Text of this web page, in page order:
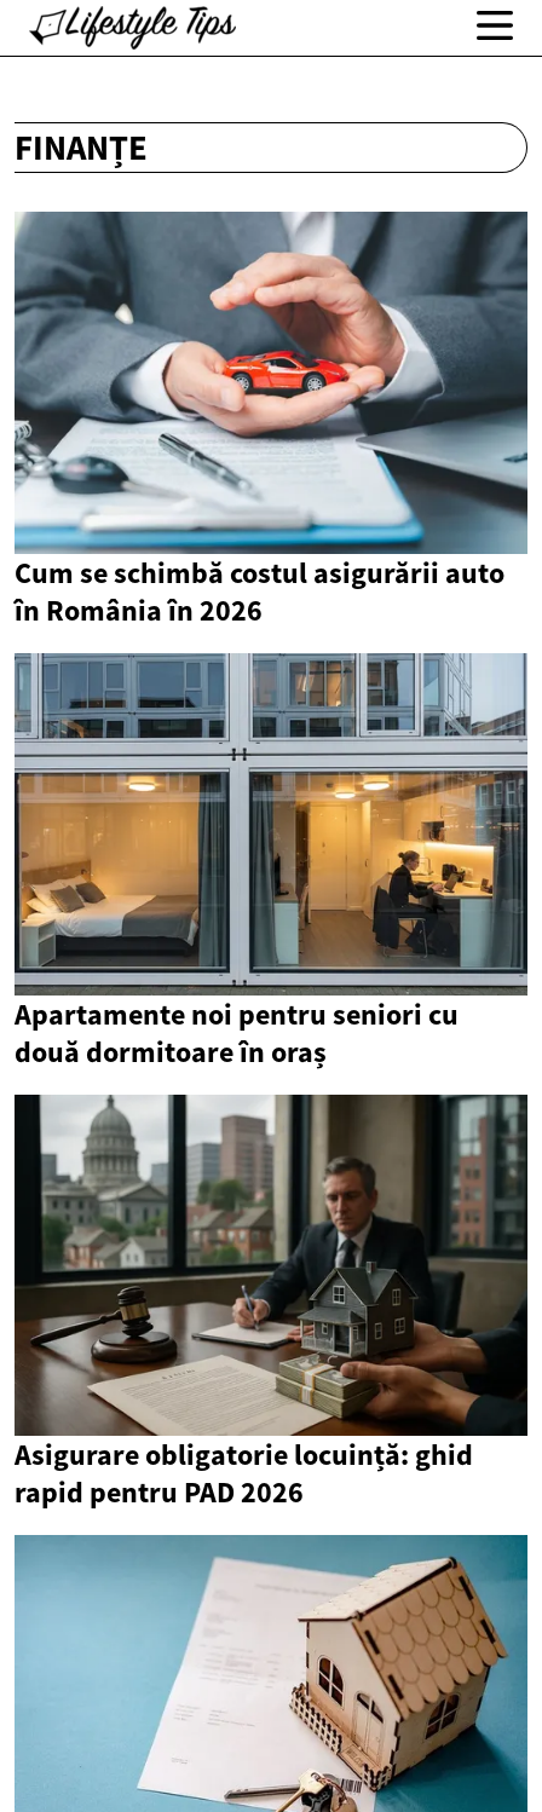
FINANȚE
Cum se schimbă costul asigurării auto
în România în 2026
Apartamente noi pentru seniori cu
două dormitoare în oraș
Asigurare obligatorie locuință: ghid
rapid pentru PAD 2026